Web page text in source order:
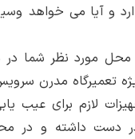
و آیا می خواهد
محل مورد نظر شما
تعمیرگاه مدرن
لازم برای عیب
دست داشته و در